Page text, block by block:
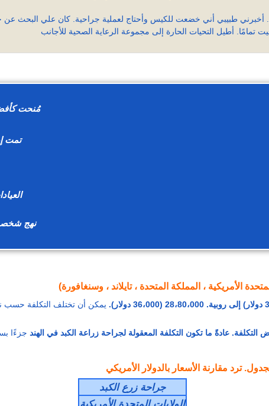
أخبرني طبيبي أني خضعت للكيس وأحتاج لعملية جراحية. كان علي البحث عن
مُنحت
تمت
نهج شخصي
الأمريكية ، المملكة المتحدة ، تايلاند ، وسنغافورة)
يمكن أن تختلف التكلفة حسب
التكلفة. عادةً ما تكون التكلفة المعقولة لجراحة زراعة الكبد في الهند جزءًا
جراحة زرع الكبد
الولايات المتحدة الأمريكية